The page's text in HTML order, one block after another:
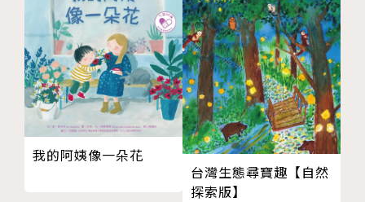
※ 不受年齡限制！輕鬆學習全球歷史的叢書！
※ 近藤勝也（吉卜力工作室）繪製精美封面！
【系列特色】
｜漫畫歷史故事，無壓力學習｜
版權頁
世界遺產地圖
封底
我的阿姨像一朵花
台灣生態尋寶趣【自然
探索版】